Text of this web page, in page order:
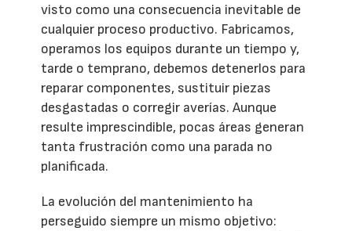
visto como una consecuencia inevitable de
cualquier proceso productivo. Fabricamos,
operamos los equipos durante un tiempo y,
tarde o temprano, debemos detenerlos para
reparar componentes, sustituir piezas
desgastadas o corregir averías. Aunque
resulte imprescindible, pocas áreas generan
tanta frustración como una parada no
planificada.
La evolución del mantenimiento ha
perseguido siempre un mismo objetivo: